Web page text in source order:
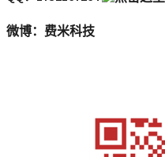
微博：费米科技